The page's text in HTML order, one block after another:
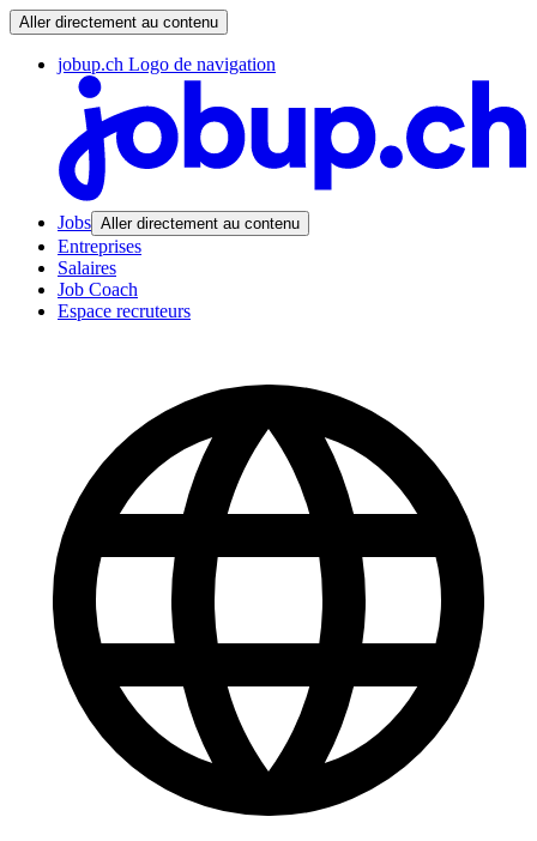
Aller directement au contenu
jobup.ch Logo de navigation
Jobs Aller directement au contenu
Entreprises
Salaires
Job Coach
Espace recruteurs